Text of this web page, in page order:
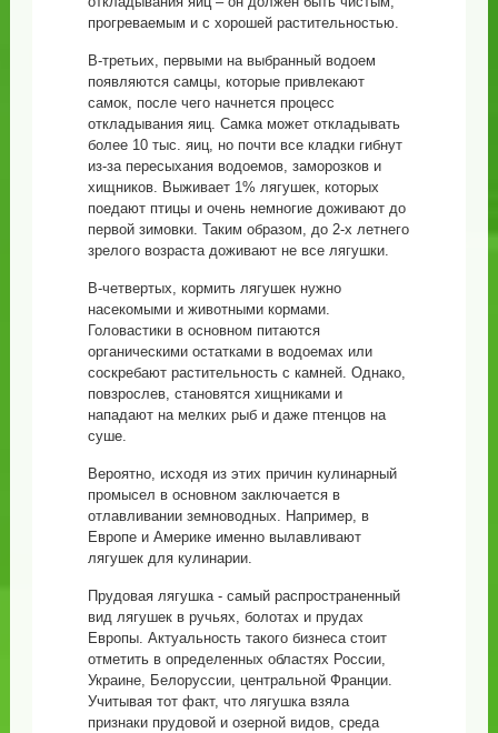
прогреваемым и с хорошей растительностью.
В-третьих, первыми на выбранный водоем
появляются самцы, которые привлекают
самок, после чего начнется процесс
откладывания яиц. Самка может откладывать
более 10 тыс. яиц, но почти все кладки гибнут
из-за пересыхания водоемов, заморозков и
хищников. Выживает 1% лягушек, которых
поедают птицы и очень немногие доживают до
первой зимовки. Таким образом, до 2-х летнего
зрелого возраста доживают не все лягушки.
В-четвертых, кормить лягушек нужно
насекомыми и животными кормами.
Головастики в основном питаются
органическими остатками в водоемах или
соскребают растительность с камней. Однако,
повзрослев, становятся хищниками и
нападают на мелких рыб и даже птенцов на
суше.
Вероятно, исходя из этих причин кулинарный
промысел в основном заключается в
отлавливании земноводных. Например, в
Европе и Америке именно вылавливают
лягушек для кулинарии.
Прудовая лягушка - самый распространенный
вид лягушек в ручьях, болотах и прудах
Европы. Актуальность такого бизнеса стоит
отметить в определенных областях России,
Украине, Белоруссии, центральной Франции.
Учитывая тот факт, что лягушка взяла
признаки прудовой и озерной видов, среда